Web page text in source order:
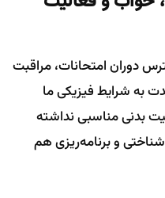
دوران امتحانات، مراقبت
به شرایط فیزیکی ما
بدنی مناسبی نداشته
و برنامه‌ریزی هم